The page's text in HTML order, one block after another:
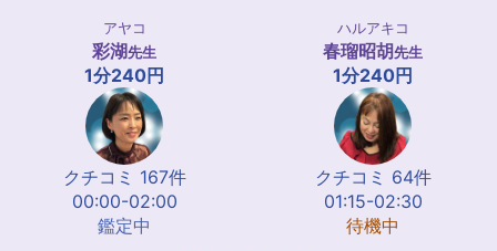
アヤコ
彩湖先生
1分240円
クチコミ 167件
00:00-02:00
鑑定中
ハルアキコ
春瑠昭胡先生
1分240円
クチコミ 64件
01:15-02:30
待機中